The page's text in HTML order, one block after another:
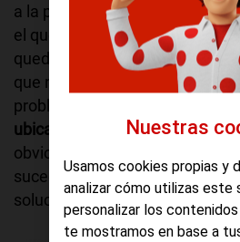
a la pérdida de señal es
el que no llegue la cobertura.
quedando pocos sitios en los
que no nos debe de
problema la solución es muy
ubicación
en la que
obvio que a menudo se los
suceder y nos volvemos locos
solución.
Nuestras
Usamos cookies propias y
analizar cómo utilizas este
personalizar los
te mostramos en base a